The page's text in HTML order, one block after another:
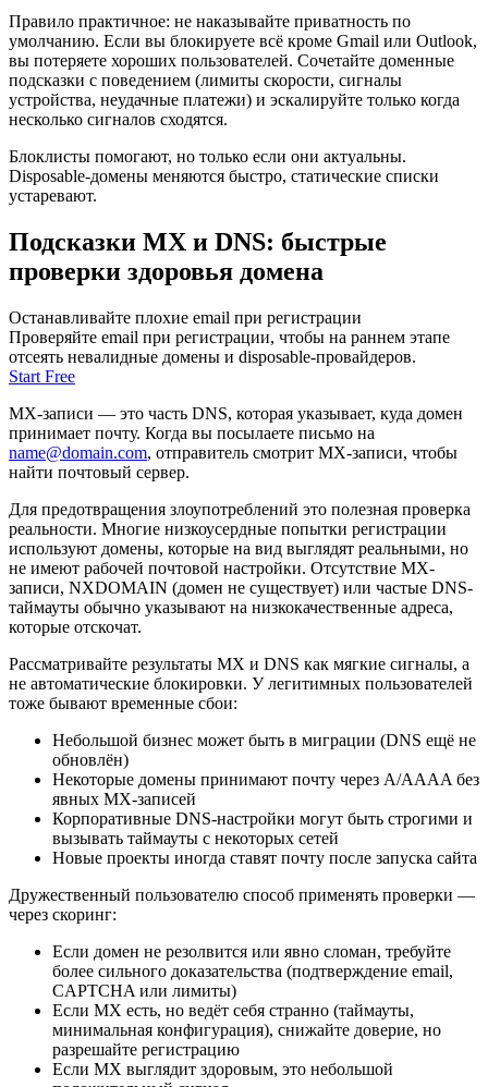
Правило практичное: не наказывайте приватность по
умолчанию. Если вы блокируете всё кроме Gmail или Outlook,
вы потеряете хороших пользователей. Сочетайте доменные
подсказки с поведением (лимиты скорости, сигналы
устройства, неудачные платежи) и эскалируйте только когда
несколько сигналов сходятся.
Блоклисты помогают, но только если они актуальны.
Disposable-домены меняются быстро, статические списки
устаревают.
Подсказки MX и DNS: быстрые
проверки здоровья домена
Останавливайте плохие email при регистрации
Проверяйте email при регистрации, чтобы на раннем этапе
отсеять невалидные домены и disposable-провайдеров.
Start Free
MX-записи — это часть DNS, которая указывает, куда домен
принимает почту. Когда вы посылаете письмо на
name@domain.com, отправитель смотрит MX-записи, чтобы
найти почтовый сервер.
Для предотвращения злоупотреблений это полезная проверка
реальности. Многие низкоусердные попытки регистрации
используют домены, которые на вид выглядят реальными, но
не имеют рабочей почтовой настройки. Отсутствие MX-
записи, NXDOMAIN (домен не существует) или частые DNS-
таймауты обычно указывают на низкокачественные адреса,
которые отскочат.
Рассматривайте результаты MX и DNS как мягкие сигналы, а
не автоматические блокировки. У легитимных пользователей
тоже бывают временные сбои:
Небольшой бизнес может быть в миграции (DNS ещё не
обновлён)
Некоторые домены принимают почту через A/AAAA без
явных MX-записей
Корпоративные DNS-настройки могут быть строгими и
вызывать таймауты с некоторых сетей
Новые проекты иногда ставят почту после запуска сайта
Дружественный пользователю способ применять проверки —
через скоринг:
Если домен не резолвится или явно сломан, требуйте
более сильного доказательства (подтверждение email,
CAPTCHA или лимиты)
Если MX есть, но ведёт себя странно (таймауты,
минимальная конфигурация), снижайте доверие, но
разрешайте регистрацию
Если MX выглядит здоровым, это небольшой